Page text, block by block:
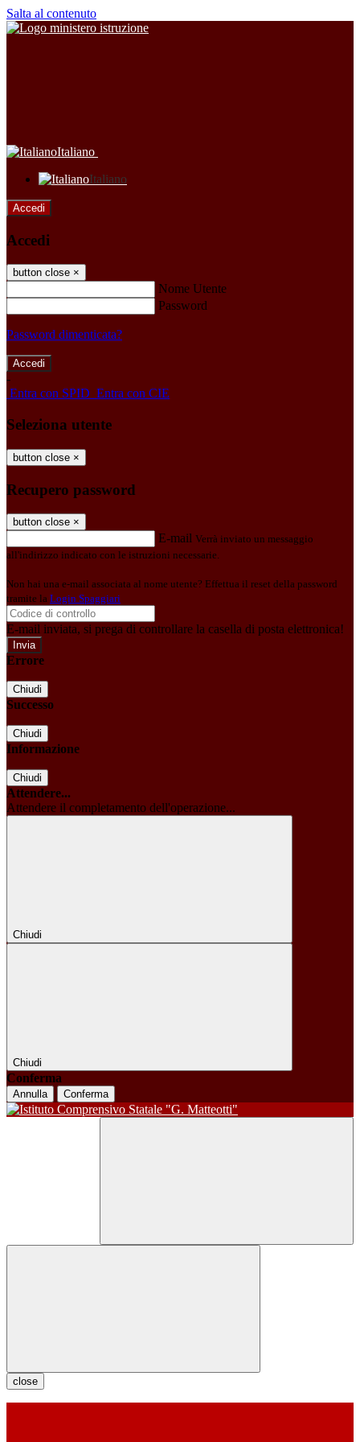
Salta al contenuto
Italiano
Italiano
Accedi
Accedi
button close ×
Nome Utente
Password
Password dimenticata?
-
Entra con SPID Entra con CIE
Seleziona utente
button close ×
Recupero password
button close ×
E-mail Verrà inviato un messaggio
all'indirizzo indicato con le istruzioni necessarie.
Non hai una e-mail associata al nome utente? Effettua il reset della password
tramite la Login Spaggiari
E-mail inviata, si prega di controllare la casella di posta elettronica!
Errore
Chiudi
Successo
Chiudi
Informazione
Chiudi
Attendere...
Attendere il completamento dell'operazione...
Chiudi
Chiudi
Conferma
Annulla Conferma
close